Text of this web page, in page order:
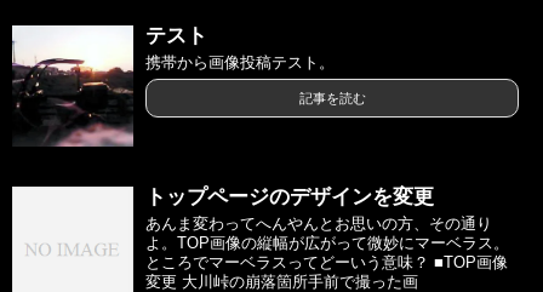
テスト
携帯から画像投稿テスト。
記事を読む
トップページのデザインを変更
あんま変わってへんやんとお思いの方、その通り
よ。TOP画像の縦幅が広がって微妙にマーベラス。
ところでマーベラスってどーいう意味？ ■TOP画像
変更 大川峠の崩落箇所手前で撮った画